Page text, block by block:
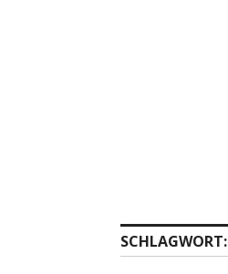
SCHLAGWORT: